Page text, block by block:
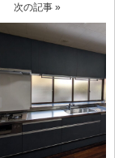
次の記事 »